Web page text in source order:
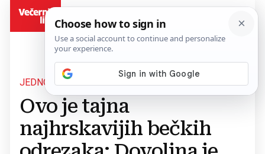
JEDNOSTAVAN TRIK
Ovo je tajna
najhrskavijih bečkih